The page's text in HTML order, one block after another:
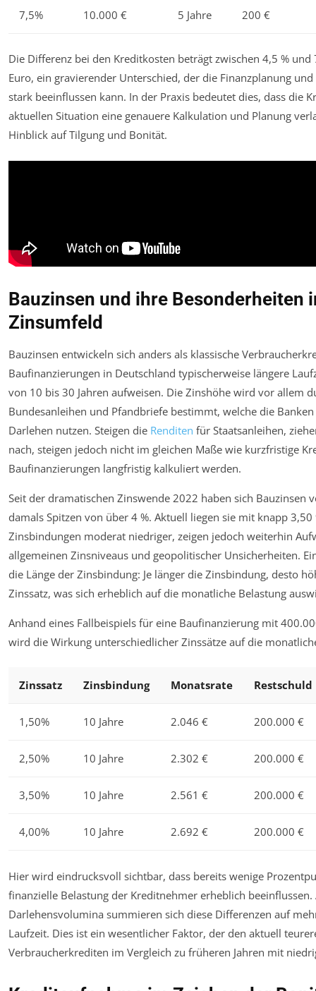
7,5% 10.000 € 5 Jahre 200 €
Die Differenz bei den Kreditkosten beträgt zwischen 4,5 % und
Euro, ein gravierender Unterschied, der die Finanzplanung
stark beeinflussen kann. In der Praxis bedeutet dies, dass die
aktuellen Situation eine genauere Kalkulation und Planung
Hinblick auf Tilgung und Bonität.
Bauzinsen und ihre Besonderheiten
Zinsumfeld
Bauzinsen entwickeln sich anders als klassische
Baufinanzierungen in Deutschland typischerweise längere
von 10 bis 30 Jahren aufweisen. Die Zinshöhe wird vor allem
Bundesanleihen und Pfandbriefe bestimmt, welche die
Darlehen nutzen. Steigen die Renditen für Staatsanleihen,
nach, steigen jedoch nicht im gleichen Maße wie kurzfristige
Baufinanzierungen langfristig kalkuliert werden.
Seit der dramatischen Zinswende 2022 haben sich Bauzinsen
damals Spitzen von über 4 %. Aktuell liegen sie mit knapp
Zinsbindungen moderat niedriger, zeigen jedoch weiterhin
allgemeinen Zinsniveaus und geopolitischer Unsicherheiten.
die Länge der Zinsbindung: Je länger die Zinsbindung, desto
Zinssatz, was sich erheblich auf die monatliche Belastung
Anhand eines Fallbeispiels für eine Baufinanzierung mit
wird die Wirkung unterschiedlicher Zinssätze auf die
Zinssatz Zinsbindung Monatsrate Restschuld
1,50% 10 Jahre 2.046 € 200.000 €
2,50% 10 Jahre 2.302 € 200.000 €
3,50% 10 Jahre 2.561 € 200.000 €
4,00% 10 Jahre 2.692 € 200.000 €
Hier wird eindrucksvoll sichtbar, dass bereits wenige
finanzielle Belastung der Kreditnehmer erheblich beeinflussen.
Darlehensvolumina summieren sich diese Differenzen auf
Laufzeit. Dies ist ein wesentlicher Faktor, der den aktuell
Verbraucherkrediten im Vergleich zu früheren Jahren mit